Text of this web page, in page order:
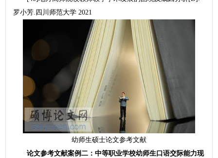
罗小芳.四川师范大学 2021
幼师生硕士论文参考文献
论文参考文献案例二：中等职业学校幼师生口语交际能力现